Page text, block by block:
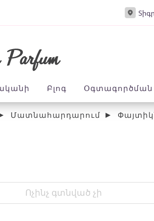
Բլոգ Օգտագործման
Մատնահարդարում
Ոչինչ գտնված չի